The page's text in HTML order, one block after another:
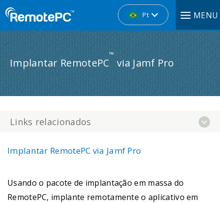
Pt MENU
Implantar RemotePC
™
via Jamf Pro
Links relacionados
Implantar RemotePC via Jamf Pro
Usando o pacote de implantação em massa do
RemotePC, implante remotamente o aplicativo em